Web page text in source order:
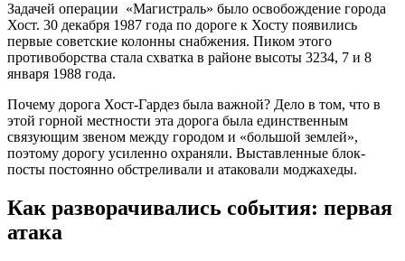
Задачей операции «Магистраль» было освобождение города
Хост. 30 декабря 1987 года по дороге к Хосту появились
первые советские колонны снабжения. Пиком этого
противоборства стала схватка в районе высоты 3234, 7 и 8
января 1988 года.
Почему дорога Хост-Гардез была важной? Дело в том, что в
этой горной местности эта дорога была единственным
связующим звеном между городом и «большой землей»,
поэтому дорогу усиленно охраняли. Выставленные блок-
посты постоянно обстреливали и атаковали моджахеды.
Как разворачивались события: первая
атака